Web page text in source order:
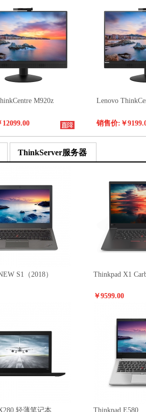
M920z
12099.00
Lenovo
销售价: ￥
ThinkServer服务器
S1（2018） Thinkpad X1
￥9599.00
轻薄笔记本 Thinkpad E580